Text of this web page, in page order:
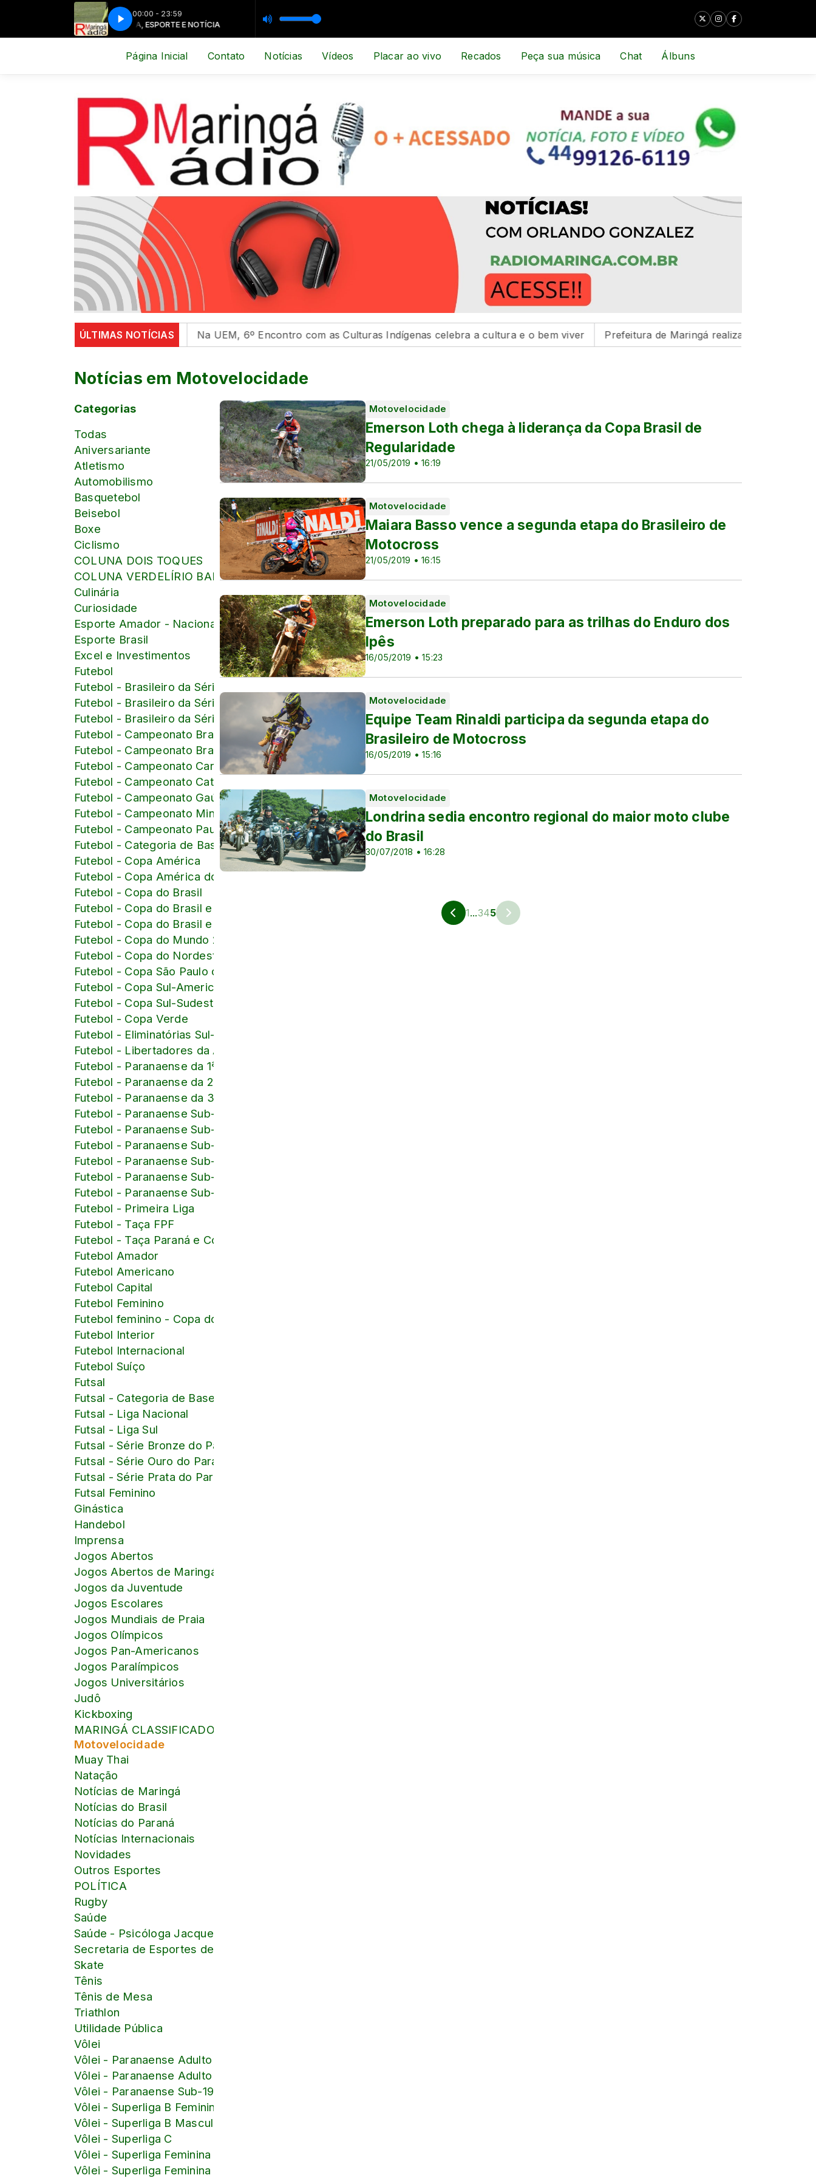
00:00 - 23:59
MÚSICA, ESPORTE E NOTÍCIA MÚSICA, ESPORTE E NOTÍCIA
Página Inicial Contato Notícias Vídeos Placar ao vivo Recados Peça sua música Chat Álbuns
ÚLTIMAS NOTÍCIAS
em universidades Na UEM, 6º Encontro com as Culturas Indígenas celebra a cultura e o bem viver Prefeitura de Maringá realiza três feiras de adoção de
Notícias em Motovelocidade
Categorias
Todas
Aniversariante
Atletismo
Automobilismo
Basquetebol
Beisebol
Boxe
Ciclismo
COLUNA DOIS TOQUES
COLUNA VERDELÍRIO BARBOSA
Culinária
Curiosidade
Esporte Amador - Nacional
Esporte Brasil
Excel e Investimentos
Futebol
Futebol - Brasileiro da Série B
Futebol - Brasileiro da Série C
Futebol - Brasileiro da Série D
Futebol - Campeonato Brasileiro
Futebol - Campeonato Brasileiro Feminino e Copa do Brasil
Futebol - Campeonato Carioca
Futebol - Campeonato Catarinense
Futebol - Campeonato Gaúcho
Futebol - Campeonato Mineiro
Futebol - Campeonato Paulista
Futebol - Categoria de Base
Futebol - Copa América
Futebol - Copa América do Brasil
Futebol - Copa do Brasil
Futebol - Copa do Brasil e Brasileiro Sub-17
Futebol - Copa do Brasil e Brasileiro Sub-20
Futebol - Copa do Mundo 2026
Futebol - Copa do Nordeste
Futebol - Copa São Paulo de Juniores
Futebol - Copa Sul-Americana
Futebol - Copa Sul-Sudeste
Futebol - Copa Verde
Futebol - Eliminatórias Sul-Americanas
Futebol - Libertadores da América
Futebol - Paranaense da 1ª Divisão
Futebol - Paranaense da 2ª Divisão
Futebol - Paranaense da 3ª Divisão
Futebol - Paranaense Sub-15
Futebol - Paranaense Sub-16
Futebol - Paranaense Sub-17
Futebol - Paranaense Sub-18
Futebol - Paranaense Sub-19
Futebol - Paranaense Sub-20
Futebol - Primeira Liga
Futebol - Taça FPF
Futebol - Taça Paraná e Copa Paraná
Futebol Amador
Futebol Americano
Futebol Capital
Futebol Feminino
Futebol feminino - Copa do Mundo da França
Futebol Interior
Futebol Internacional
Futebol Suíço
Futsal
Futsal - Categoria de Base
Futsal - Liga Nacional
Futsal - Liga Sul
Futsal - Série Bronze do Paranaense
Futsal - Série Ouro do Paranaense
Futsal - Série Prata do Paranaense
Futsal Feminino
Ginástica
Handebol
Imprensa
Jogos Abertos
Jogos Abertos de Maringá
Jogos da Juventude
Jogos Escolares
Jogos Mundiais de Praia
Jogos Olímpicos
Jogos Pan-Americanos
Jogos Paralímpicos
Jogos Universitários
Judô
Kickboxing
MARINGÁ CLASSIFICADOS online
Motovelocidade
Muay Thai
Natação
Notícias de Maringá
Notícias do Brasil
Notícias do Paraná
Notícias Internacionais
Novidades
Outros Esportes
POLÍTICA
Rugby
Saúde
Saúde - Psicóloga Jacqueline Pontalti
Secretaria de Esportes de Maringá
Skate
Tênis
Tênis de Mesa
Triathlon
Utilidade Pública
Vôlei
Vôlei - Paranaense Adulto Feminino
Vôlei - Paranaense Adulto masculino
Vôlei - Paranaense Sub-19
Vôlei - Superliga B Feminina
Vôlei - Superliga B Masculina
Vôlei - Superliga C
Vôlei - Superliga Feminina
Vôlei - Superliga Feminina
Motovelocidade
21/05/2019 • 16:19
Emerson Loth chega à liderança da Copa Brasil de
Regularidade
Motovelocidade
21/05/2019 • 16:15
Maiara Basso vence a segunda etapa do Brasileiro de
Motocross
Motovelocidade
16/05/2019 • 15:23
Emerson Loth preparado para as trilhas do Enduro dos
Ipês
Motovelocidade
16/05/2019 • 15:16
Equipe Team Rinaldi participa da segunda etapa do
Brasileiro de Motocross
Motovelocidade
30/07/2018 • 16:28
Londrina sedia encontro regional do maior moto clube
do Brasil
1...345